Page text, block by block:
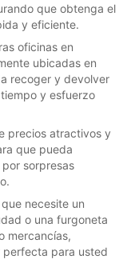
que obtenga el
y eficiente.
oficinas en
ubicadas en
recoger y devolver
y esfuerzo
precios atractivos y
que pueda
sorpresas
necesite un
o una furgoneta
mercancías,
perfecta para usted